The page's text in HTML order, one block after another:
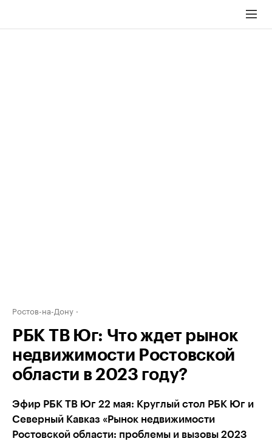
Ростов-на-Дону
РБК ТВ Юг: Что ждет рынок
недвижимости Ростовской
области в 2023 году?
Эфир РБК ТВ Юг 22 мая: Круглый стол РБК Юг и
Северный Кавказ «Рынок недвижимости
Ростовской области: проблемы и вызовы 2023